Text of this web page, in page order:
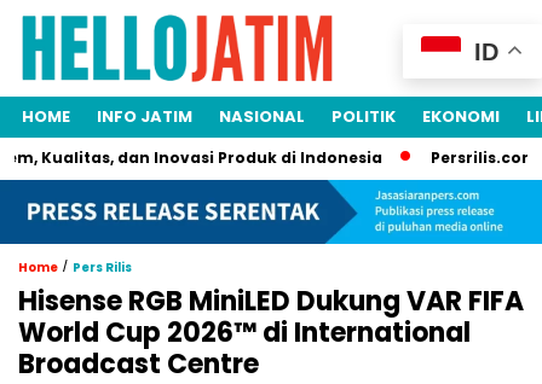
HOME INFO JATIM NASIONAL POLITIK EKONOMI
dan Inovasi Produk di Indonesia Persrilis.com
Home / Pers Rilis
Hisense RGB MiniLED Dukung VAR FIFA
World Cup 2026™ di International
Broadcast Centre
ID